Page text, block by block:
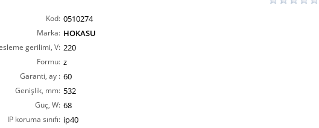
Kod: 0510274
Marka: HOKASU
gerilimi, V: 220
Formu: z
Garanti, ay : 60
Genişlik, mm: 532
Güç, W: 68
IP koruma sınıfı: ip40